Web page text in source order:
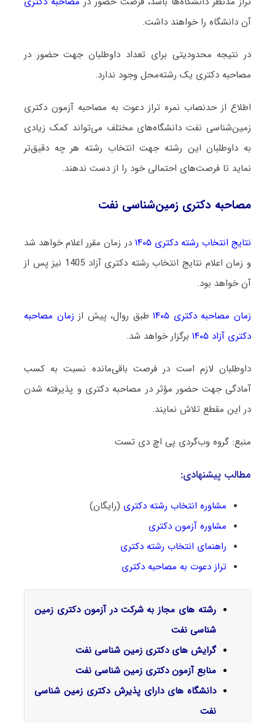
آن دانشگاه را خواهند داشت.
در نتیجه محدودیتی برای تعداد داوطلبان جهت حضور در
مصاحبه دکتری یک رشته‌محل وجود ندارد.
اطلاع از حدنصاب نمره تراز دعوت به مصاحبه آزمون دکتری
زمین‌شناسی نفت دانشگاه‌های مختلف می‌تواند کمک زیادی
به داوطلبان این رشته جهت انتخاب رشته هر چه دقیق‌تر
نماید تا فرصت‌های احتمالی خود را از دست ندهند.
مصاحبه دکتری زمین‌شناسی نفت
نتایج انتخاب رشته دکتری ۱۴۰۵
در زمان مقرر اعلام خواهد شد
و زمان اعلام نتایج انتخاب رشته دکتری آزاد 1405 نیز پس از
آن خواهد بود.
زمان مصاحبه دکتری ۱۴۰۵ طبق روال، پیش از زمان مصاحبه
دکتری آزاد ۱۴۰۵
برگزار خواهد شد.
داوطلبان لازم است در فرصت باقی‌مانده نسبت به کسب
آمادگی جهت حضور مؤثر در مصاحبه دکتری و پذیرفته شدن
در این مقطع تلاش نمایند.
منبع: گروه وب‌گردی پی اچ دی تست
مطالب پیشنهادی:
مشاوره انتخاب رشته دکتری (رایگان)
مشاوره آزمون دکتری
راهنمای انتخاب رشته دکتری
تراز دعوت به مصاحبه دکتری
رشته های مجاز به شرکت در آزمون دکتری زمین
شناسی نفت
گرایش‌ های دکتری زمین شناسی نفت
منابع آزمون دکتری زمین شناسی نفت
دانشگاه های دارای پذیرش دکتری زمین شناسی
نفت